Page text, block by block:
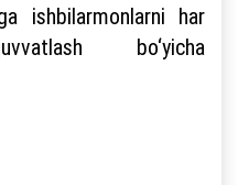
ishbilarmonlarni har
bo‘yicha